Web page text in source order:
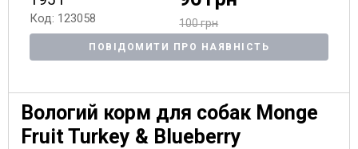
Код: 123058 100 грн
ПОВІДОМИТИ ПРО НАЯВНІСТЬ
Вологий корм для собак Monge
Fruit Turkey & Blueberry